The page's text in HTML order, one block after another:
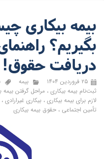
بیمه بیکاری
بگیریم؟
دریافت حقوق!
۲۵ فروردین ۱۴۰۴ بیمه
ثبت‌نام بیمه بیکاری ، مراحل گرفتن بیمه
لازم برای بیمه بیکاری ، بیکاری غیرارادی ،
تأمین اجتماعی ، حقوق بیمه بیکاری